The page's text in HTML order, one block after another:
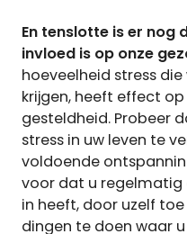
En tenslotte is er nog
invloed is op onze
hoeveelheid stress
krijgen, heeft effect
gesteldheid. Probeer
stress in uw leven te
voldoende
voor dat u regelmatig
in heeft, door uzelf
dingen te doen waar